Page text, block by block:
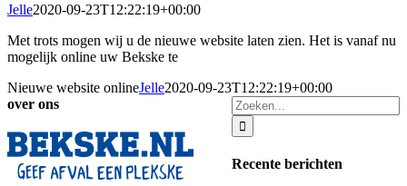
Jelle2020-09-23T12:22:19+00:00
Met trots mogen wij u de nieuwe website laten zien. Het is vanaf nu
mogelijk online uw Bekske te
Nieuwe website onlineJelle2020-09-23T12:22:19+00:00
Zoeken
naar:
Recente berichten
over ons